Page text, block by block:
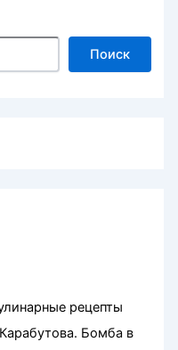
Поиск
рецепты
Бомба в